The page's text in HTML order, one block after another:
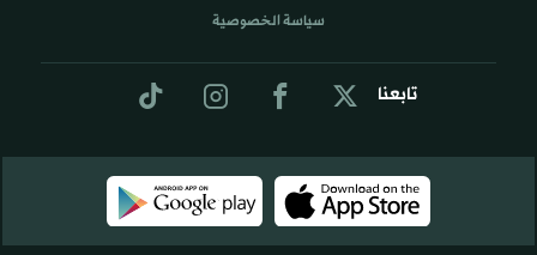
تابعنا
سياسة الخصوصية